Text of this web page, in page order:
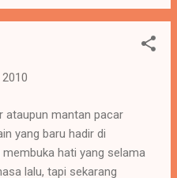
si supir bis minta untuk
gw maksa pengen turun tapi
dan di tolong orang dan
alasan biaya berobat dan
simpati sama dia pasti
paksa untuk ngasih uang,
terdiam dan berfikir, apa
ataupun mantan pacar
yang baru hadir di
membuka hati yang selama
lalu, tapi sekarang